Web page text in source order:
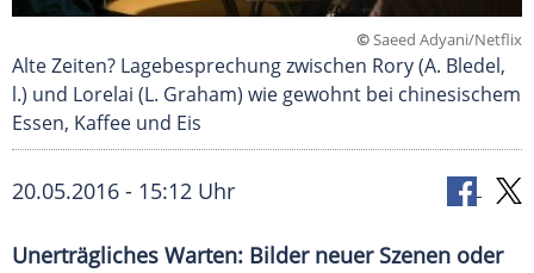
©Saeed Adyani/Netflix
Alte Zeiten? Lagebesprechung zwischen Rory (A. Bledel,
l.) und Lorelai (L. Graham) wie gewohnt bei chinesischem
Essen, Kaffee und Eis
20.05.2016 - 15:12 Uhr
Unerträgliches Warten: Bilder neuer Szenen oder